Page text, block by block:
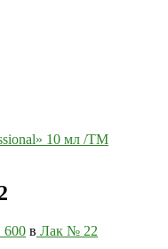
10 мл /ТМ
600 в Лак № 22